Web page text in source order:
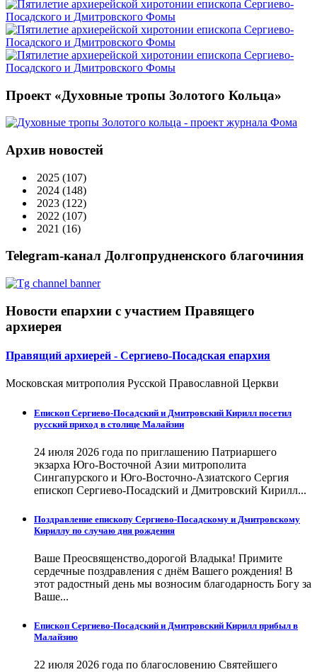
Проект «Духовные тропы Золотого Кольца»
Архив новостей
2025 (107)
2024 (148)
2023 (122)
2022 (107)
2021 (16)
Telegram-канал Долгопрудненского благочиния
Новости епархии с участием Правящего
архиерея
Правящий архиерей - Сергиево-Посадская епархия
Московская митрополия Русской Православной Церкви
Епископ Сергиево-Посадский и Дмитровский Кирилл посетил
русский приход в столице Малайзии
24 июля 2026 года по приглашению Патриаршего
экзарха Юго-Восточной Азии митрополита
Сингапурского и Юго-Восточно-Азиатского Сергия
епископ Сергиево-Посадский и Дмитровский Кирилл...
Поздравление епископу Сергиево-Посадскому и Дмитровскому
Кириллу по случаю дня рождения
Ваше Преосвященство,дорогой Владыка! Примите
сердечные поздравления с днём Вашего рождения! В
этот радостный день мы возносим благодарность Богу за
Ваше...
Епископ Сергиево-Посадский и Дмитровский Кирилл прибыл в
Малайзию
22 июля 2026 года по благословению Святейшего